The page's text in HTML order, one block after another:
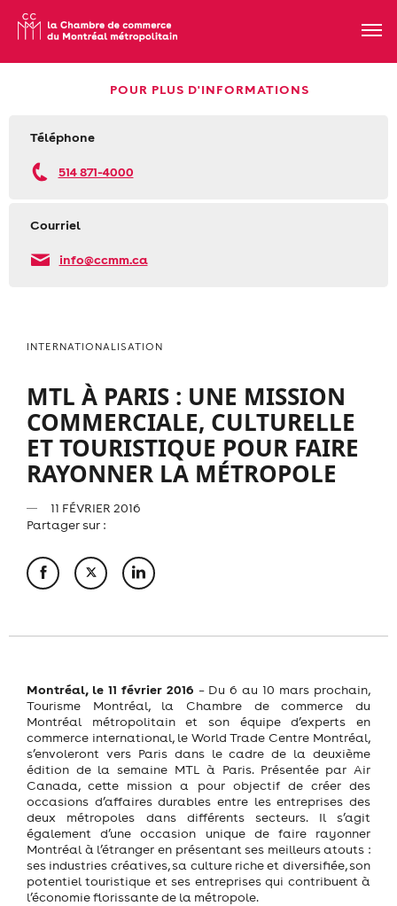
POUR PLUS D'INFORMATIONS
Téléphone
514 871-4000
Courriel
info@ccmm.ca
INTERNATIONALISATION
MTL À PARIS : UNE MISSION
COMMERCIALE, CULTURELLE
ET TOURISTIQUE POUR FAIRE
RAYONNER LA MÉTROPOLE
11 FÉVRIER 2016
Partager sur :
Montréal, le 11 février 2016 – Du 6 au 10 mars prochain,
Tourisme Montréal, la Chambre de commerce du
Montréal métropolitain et son équipe d’experts en
commerce international, le World Trade Centre Montréal,
s’envoleront vers Paris dans le cadre de la deuxième
édition de la semaine MTL à Paris. Présentée par Air
Canada, cette mission a pour objectif de créer des
occasions d’affaires durables entre les entreprises des
deux métropoles dans différents secteurs. Il s’agit
également d’une occasion unique de faire rayonner
Montréal à l’étranger en présentant ses meilleurs atouts :
ses industries créatives, sa culture riche et diversifiée, son
potentiel touristique et ses entreprises qui contribuent à
l’économie florissante de la métropole.